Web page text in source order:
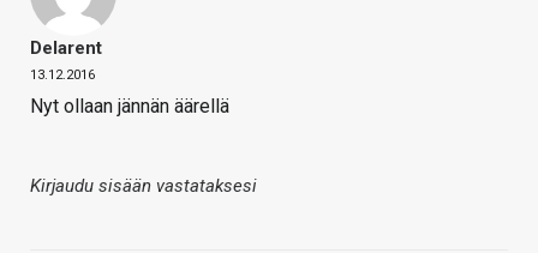
Delarent
13.12.2016
Nyt ollaan jännän äärellä
Kirjaudu sisään vastataksesi